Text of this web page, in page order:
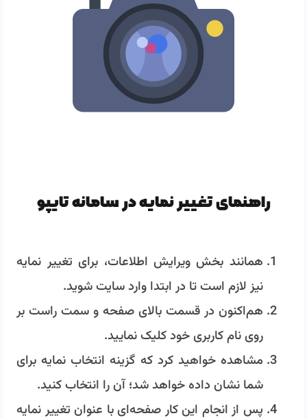
راهنمای تغییر نمایه در سامانه تایپو
همانند بخش ویرایش اطلاعات، برای تغییر نمایه
نیز لازم است تا در ابتدا وارد سایت شوید.
هم‌اکنون در قسمت بالای صفحه و سمت راست بر
روی نام کاربری خود کلیک نمایید.
مشاهده خواهید کرد که گزینه انتخاب نمایه برای
شما نشان داده خواهد شد؛ آن را انتخاب کنید.
پس از انجام این کار صفحه‌ای با عنوان تغییر نمایه